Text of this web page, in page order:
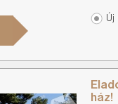
Új
ház!